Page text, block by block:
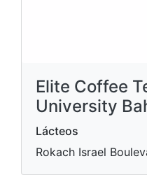
Elite Coffee
University
Lácteos
Rokach Israel